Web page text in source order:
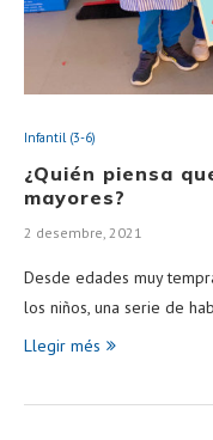
Infantil (3-6)
¿Quién piensa
mayores?
2 desembre, 2021
Desde edades muy
los niños, una serie de
Llegir més